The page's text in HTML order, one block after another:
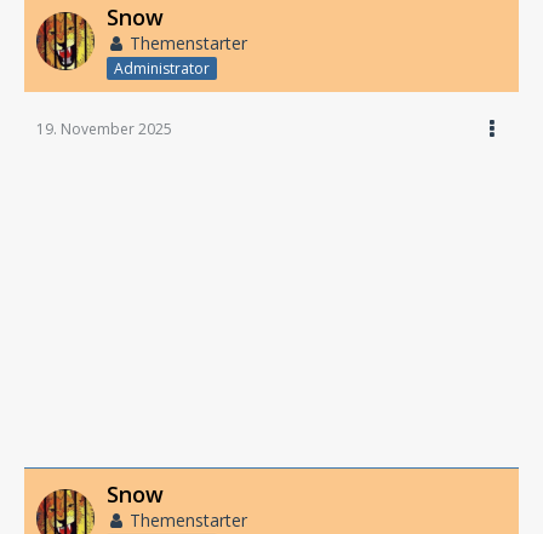
Snow
Themenstarter
Administrator
19. November 2025
Snow
Themenstarter